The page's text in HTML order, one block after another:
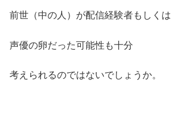
前世（中の人）が配信経験者もしくは
声優の卵だった可能性も十分
考えられるのではないでしょうか。